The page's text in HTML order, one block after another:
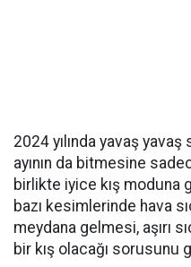
2024 yılında yavaş yavaş
ayının da bitmesine
birlikte iyice kış moduna
bazı kesimlerinde hava
meydana gelmesi, aşırı
bir kış olacağı sorusunu